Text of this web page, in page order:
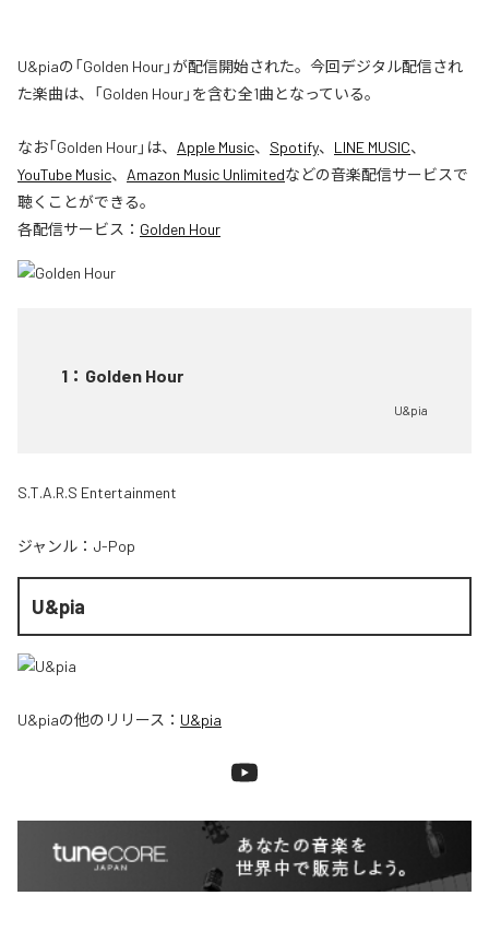
U&piaの「Golden Hour」が配信開始された。今回デジタル配信され
た楽曲は、「Golden Hour」を含む全1曲となっている。
なお「Golden Hour」は、 Apple Music、 Spotify、 LINE MUSIC、
YouTube Music、 Amazon Music Unlimitedなどの音楽配信サービスで
聴くことができる。
各配信サービス： Golden Hour
1 ： Golden Hour
U&pia
S.T.A.R.S Entertainment
ジャンル： J-Pop
U&pia
U&piaの他のリリース： U&pia